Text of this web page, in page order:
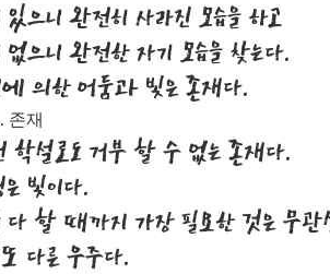
있으니 완전히 사라진 모습을 하고
없으니 완전한 자기 모습을 찾는다.
의한 어둠과 빛은 존재다.
존재
학설로도 거부 할 수 없는 존재다.
빛이다.
다 할 때까지 가장 필요한 것은 무
다른 우주다.